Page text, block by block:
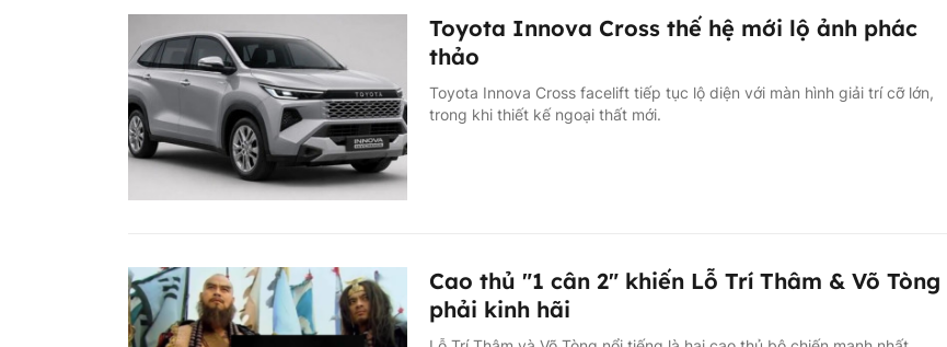
Toyota Innova Cross thế hệ mới lộ ảnh phác
thảo
Toyota Innova Cross facelift tiếp tục lộ diện với màn hình giải trí cỡ lớn,
trong khi thiết kế ngoại thất mới.
Cao thủ "1 cân 2" khiến Lỗ Trí Thâm & Võ Tòng
phải kinh hãi